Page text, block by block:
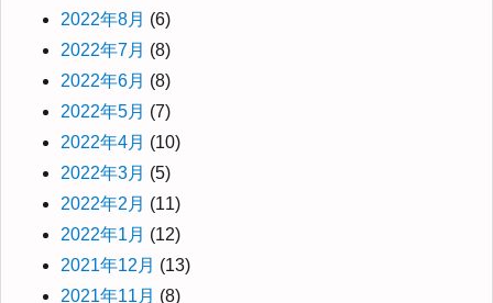
2022年8月 (6)
2022年7月 (8)
2022年6月 (8)
2022年5月 (7)
2022年4月 (10)
2022年3月 (5)
2022年2月 (11)
2022年1月 (12)
2021年12月 (13)
2021年11月 (8)